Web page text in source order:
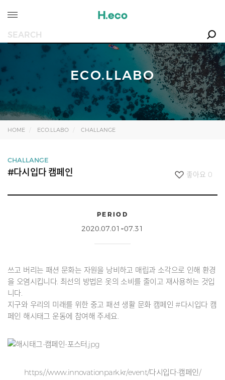
ECO.LLABO
HOME ECO.LLABO CHALLANGE
CHALLANGE
#다시입다 캠페인 좋아요 0
PERIOD
2020.07.01~07.31
쓰고 버리는 패션 문화는 자원을 낭비하고 매립과 소각으로 인해 환경
을 오염시킵니다. 최선의 방법은 옷의 소비를 줄이고 재사용하는 것입
니다.
지구와 우리의 미래를 위한 중고 패션 생활 문화 캠페인 #다시입다 캠
페인 해시태그 운동에 참여해 주세요.
https://www.innovationpark.kr/event/다시입다-캠페인/